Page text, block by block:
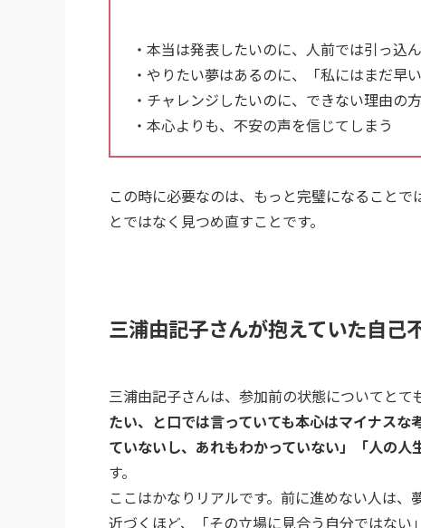
・本当は発表したいのに、人前では引っ込
・やりたい夢はあるのに、「私にはまだ早
・チャレンジしたいのに、できない理由の
・本心よりも、不安の声を信じてしまう
この時に必要なのは、もっと完璧になること
とではなく見つめ直すことです。
三浦由記子さんが抱えていた自己
三浦由記子さんは、参加前の状態についてとて
たい、と口では言っていても本心はマイナスな
ていないし、あれもわかっていない」「人の人
す。
ここはかなりリアルです。前に進めない人は
近づくほど、「その立場に見合う自分ではな